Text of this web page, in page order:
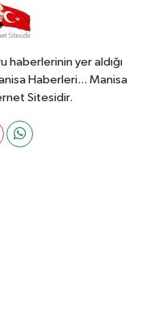
haberlerinin yer aldığı
Haberleri... Manisa
Sitesidir.